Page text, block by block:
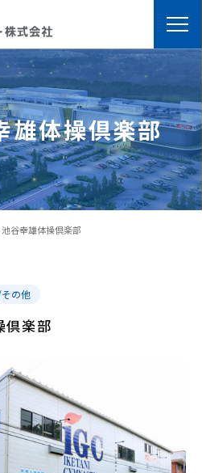
雄体操倶楽部
池谷幸雄体操倶楽部
の他
倶楽部